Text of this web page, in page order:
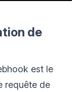
de
est le
requête de